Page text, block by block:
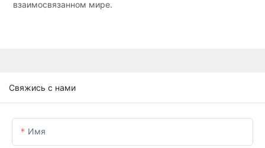
взаимосвязанном мире.
Свяжись с нами
Имя